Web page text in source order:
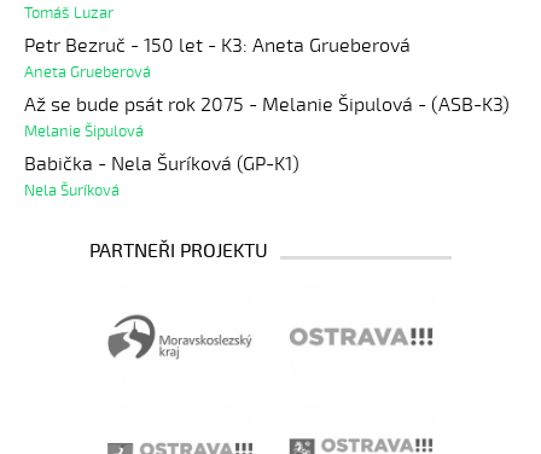
Tomáš Luzar
Petr Bezruč - 150 let - K3: Aneta Grueberová
Aneta Grueberová
Až se bude psát rok 2075 - Melanie Šipulová - (ASB-K3)
Melanie Šipulová
Babička - Nela Šuríková (GP-K1)
Nela Šuríková
PARTNEŘI PROJEKTU